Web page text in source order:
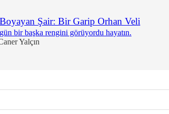
Şair: Bir Garip Orhan Veli
bir başka rengini görüyordu hayatın.
Yalçın